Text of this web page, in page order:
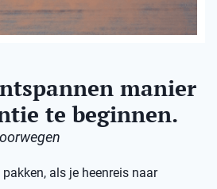
manier
te beginnen.
als je heenreis naar